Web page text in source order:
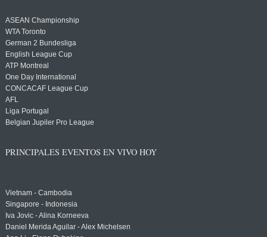
ASEAN Championship
WTA Toronto
German 2 Bundesliga
English League Cup
ATP Montreal
One Day International
CONCACAF League Cup
AFL
Liga Portugal
Belgian Jupiler Pro League
PRINCIPALES EVENTOS EN VIVO HOY
Vietnam - Cambodia
Singapore - Indonesia
Iva Jovic - Alina Korneeva
Daniel Merida Aguilar - Alex Michelsen